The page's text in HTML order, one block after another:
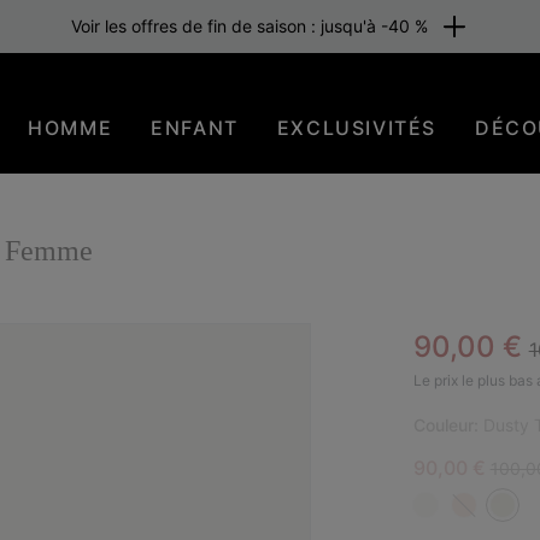
Voir les offres de fin de saison : jusqu'à -40 %
HOMME ENFANT EXCLUSIVITÉS
EN
Sale
90,00 €
Le prix le plus bas